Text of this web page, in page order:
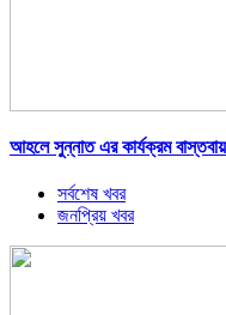
আহলে সুন্নাত এর কার্যক্রম
সর্বশেষ খবর
জনপ্রিয় খবর